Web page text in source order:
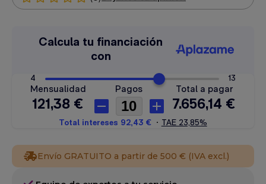
Envío GRATUITO a partir de 500 € (IVA excl.)